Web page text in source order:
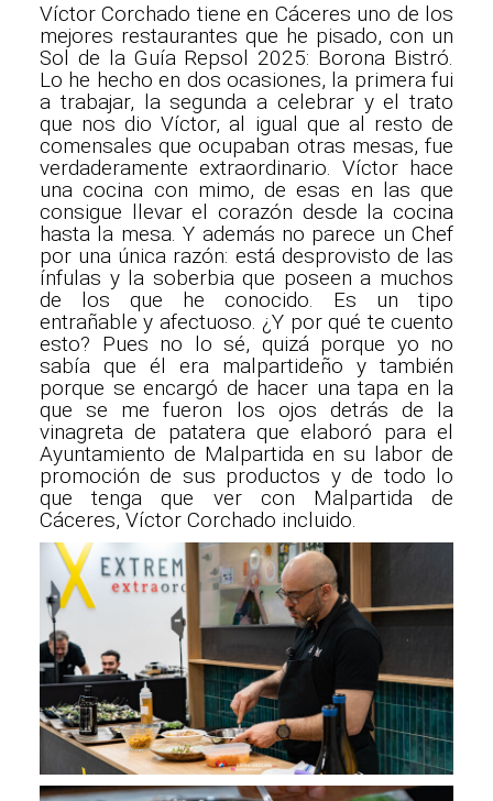
Víctor Corchado tiene en Cáceres uno de los
mejores restaurantes que he pisado, con un
Sol de la Guía Repsol 2025: Borona Bistró.
Lo he hecho en dos ocasiones, la primera fui
a trabajar, la segunda a celebrar y el trato
que nos dio Víctor, al igual que al resto de
comensales que ocupaban otras mesas, fue
verdaderamente extraordinario. Víctor hace
una cocina con mimo, de esas en las que
consigue llevar el corazón desde la cocina
hasta la mesa. Y además no parece un Chef
por una única razón: está desprovisto de las
ínfulas y la soberbia que poseen a muchos
de los que he conocido. Es un tipo
entrañable y afectuoso. ¿Y por qué te cuento
esto? Pues no lo sé, quizá porque yo no
sabía que él era malpartideño y también
porque se encargó de hacer una tapa en la
que se me fueron los ojos detrás de la
vinagreta de patatera que elaboró para el
Ayuntamiento de Malpartida en su labor de
promoción de sus productos y de todo lo
que tenga que ver con Malpartida de
Cáceres, Víctor Corchado incluido.